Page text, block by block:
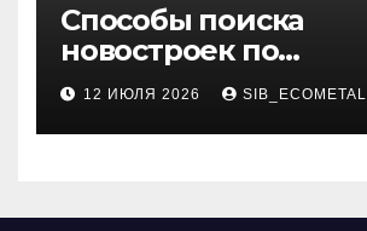
Способы поиска
новостроек по
индивидуальным
параметрам
12 ИЮЛЯ 2026 SIB_ECOMETAL